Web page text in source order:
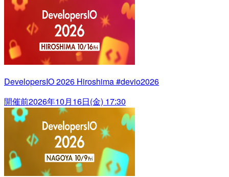
DevelopersIO 2026 Hiroshima #devio2026
開催前2026年10月16日(金) 17:30